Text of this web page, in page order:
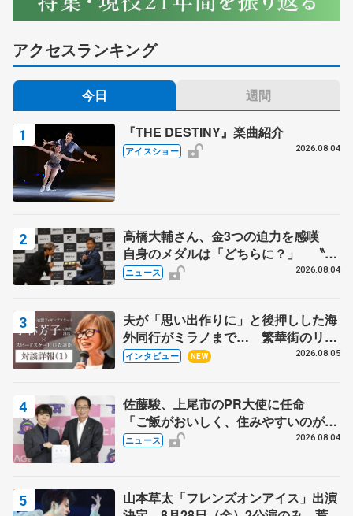
アクセスランキング
今日 週間
『THE DESTINY』楽曲紹介
アイスショー 2026.08.04
高橋大輔さん、金3つの迫力を感嘆
自身のメダルは「どちらに？」 〝リ
ス兄弟〟オリンピック3連覇の野村忠
ニュース 2026.08.04
夫が「思い出作りに」と後押しした海
外同行がミラノまで… 繁華街のリン
クでは不良のお兄さんも味方に 小林
インタビュー NEW 2026.08.05
佐藤駿、上尾市のPR大使に任命
「ご飯がおいしく、住みやすいのが魅
力」
ニュース 2026.08.04
山本草太「フレンズオンアイス」出演